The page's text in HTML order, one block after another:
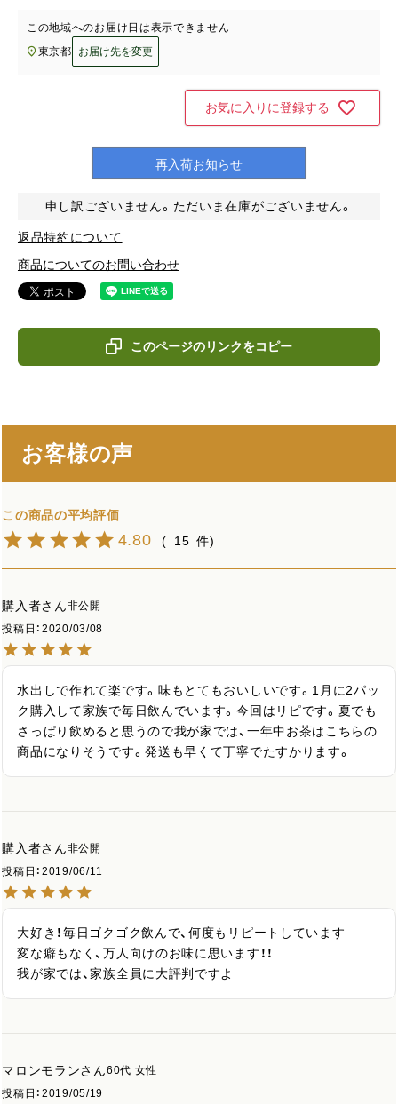
この地域へのお届け日は表示できません
東京都
お届け先を変更
お気に入りに登録する
再入荷お知らせ
申し訳ございません。ただいま在庫がございません。
返品特約について
商品についてのお問い合わせ
このページのリンクをコピー
お客様の声
4.80 15
購入者
非公開
投稿日
2020/03/08
水出しで作れて楽です。味もとてもおいしいです。1月に2パッ
ク購入して家族で毎日飲んでいます。今回はリピです。夏でも
さっぱり飲めると思うので我が家では、一年中お茶はこちらの
商品になりそうです。発送も早くて丁寧でたすかります。
購入者
非公開
投稿日
2019/06/11
大好き！毎日ゴクゴク飲んで、何度もリピートしています
変な癖もなく、万人向けのお味に思います！！
我が家では、家族全員に大評判ですよ
マロンモラン 60代 女性
投稿日
2019/05/19